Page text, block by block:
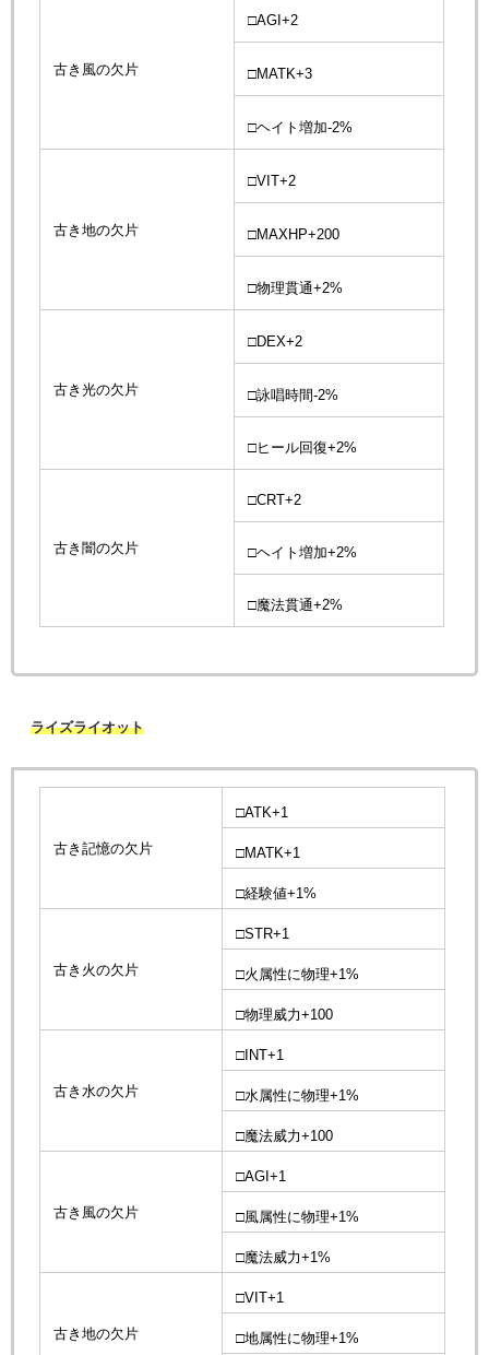
古き風の欠片
□AGI+2
□MATK+3
□ヘイト増加-2%
古き地の欠片
□VIT+2
□MAXHP+200
□物理貫通+2%
古き光の欠片
□DEX+2
□詠唱時間-2%
□ヒール回復+2%
古き闇の欠片
□CRT+2
□ヘイト増加+2%
□魔法貫通+2%
ライズライオット
古き記憶の欠片
□ATK+1
□MATK+1
□経験値+1%
古き火の欠片
□STR+1
□火属性に物理+1%
□物理威力+100
古き水の欠片
□INT+1
□水属性に物理+1%
□魔法威力+100
古き風の欠片
□AGI+1
□風属性に物理+1%
□魔法威力+1%
古き地の欠片
□VIT+1
□地属性に物理+1%